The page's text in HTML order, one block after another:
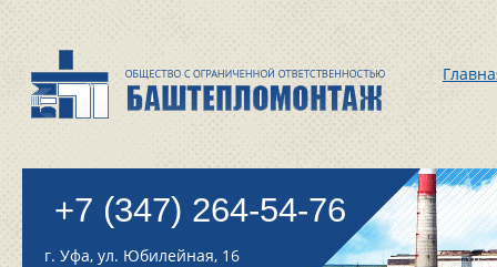
+7 (347) 264-54-76
г. Уфа, ул. Юбилейная, 16